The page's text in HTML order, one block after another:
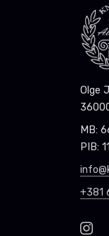
Olge
MB:
PIB:
+381